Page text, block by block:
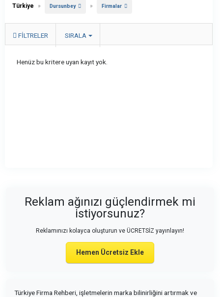
Türkiye » Dursunbey » Firmalar
FILTRELER SIRALA
Henüz bu kritere uyan kayıt yok.
Reklam ağınızı güçlendirmek mi
istiyorsunuz?
Reklamınızı kolayca oluşturun ve ÜCRETSİZ yayınlayın!
Hemen Ücretsiz Ekle
Türkiye Firma Rehberi, işletmelerin marka bilinirliğini artırmak ve